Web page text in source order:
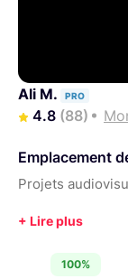
Ali M. PRO
4.8 (88)
Emplacement
Projets
100%